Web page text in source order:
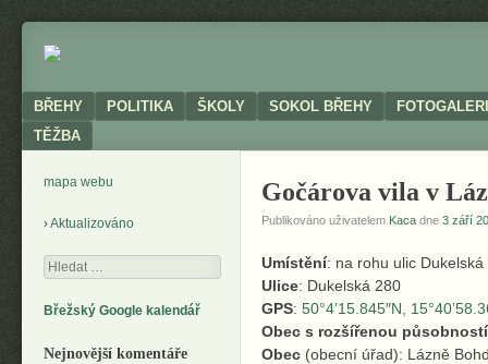
BŘEHY
Neoficiální
obce
Menu
SKIP TO CONTENT
BŘEHY POLITIKA ŠKOLY SOKOL BŘEHY
TĚŽBA
Gočárova vila v
Publikováno uživatelem Kaca dne 3 září
Umístění: na rohu ulic
Ulice: Dukelská 280
GPS: 50°4’15.845″N,
Obec s rozšířenou působností
Obec (obecní úřad): Lázně
mapa webu
Aktualizováno
Hledání
Břežský Google kalendář
Nejnovější komentáře